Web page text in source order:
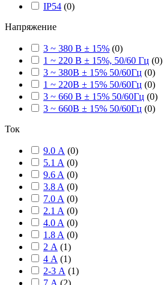
IP54 (0)
Напряжение
3 ~ 380 В ± 15% (0)
1 ~ 220 В ± 15%, 50/60 Гц (0)
3 ~ 380В ± 15% 50/60Гц (0)
1 ~ 220В ± 15% 50/60Гц (0)
3 ~ 660 В ± 15% 50/60Гц (0)
3 ~ 660В ± 15% 50/60Гц (0)
Ток
9.0 А (0)
5.1 A (0)
9.6 A (0)
3.8 A (0)
7.0 A (0)
2.1 A (0)
4.0 A (0)
1.8 A (0)
2 А (1)
4 А (1)
2-3 А (1)
7 А (2)